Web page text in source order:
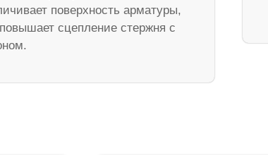
поверхность арматуры,
сцепление стержня с